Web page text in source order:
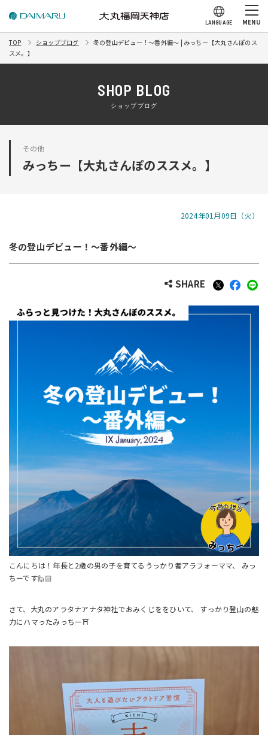
LANGUAGE MENU
TOP ショップブログ
冬の登山デビュー！～番外編～ | みっちー【大丸さんぽのス
スメ。】
SHOP BLOG
ショップブログ
その他
みっちー【大丸さんぽのススメ。】
2024年01月09日（火）
冬の登山デビュー！～番外編～
SHARE
こんにちは！年長と2歳の男の子を育てるうっかり者アラフォーママ、 みっ
ちーです🙋🏻
さて、大丸のアラタナアナタ神社でおみくじををひいて、 すっかり登山の魅
力にハマったみっちー⛩